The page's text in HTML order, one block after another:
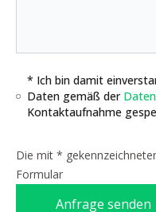
* Ich bin damit
Daten gemäß der
Kontaktaufnahme
Die mit *
Formular
Anfrage senden